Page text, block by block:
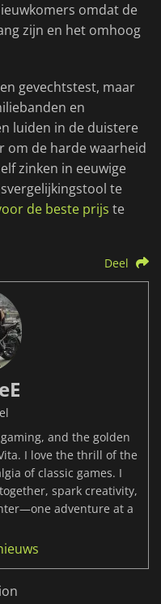
omdat de
zijn en het omhoog
gevechtstest, maar
en
luiden in de duistere
om de harde waarheid
zinken in eeuwige
te
de beste prijs te
Deel
and the golden
I love the thrill of the
of classic games. I
spark creativity,
adventure at a